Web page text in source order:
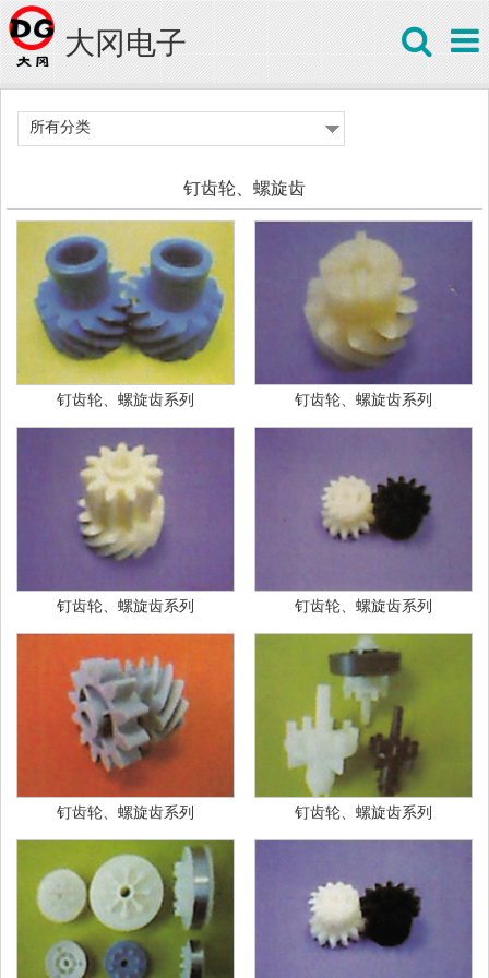
大冈电子
所有分类
钉齿轮、螺旋齿
钉齿轮、螺旋齿系列 钉齿轮、螺旋齿系列
钉齿轮、螺旋齿系列 钉齿轮、螺旋齿系列
钉齿轮、螺旋齿系列 钉齿轮、螺旋齿系列